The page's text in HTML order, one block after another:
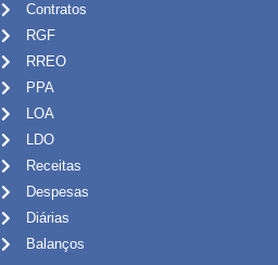
Contratos
RGF
RREO
PPA
LOA
LDO
Receitas
Despesas
Diárias
Balanços